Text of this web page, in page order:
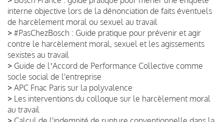
interne objective lors de la dénonciation de faits éventuels
de harcèlement moral ou sexuel au travail
> #PasChezBosch : Guide pratique pour prévenir et agir
contre le harcèlement moral, sexuel et les agissements
sexistes au travail
> Guide de lʼAccord de Performance Collective comme
socle social de l'entreprise
> APC Fnac Paris sur la polyvalence
> Les interventions du colloque sur le harcèlement moral
au travail